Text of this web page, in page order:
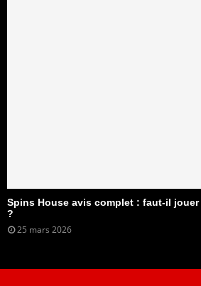
Spins House avis complet : faut-il
?
25 mars 2026